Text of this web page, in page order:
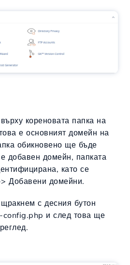
кореновата папка на
е основният домейн на
обикновено ще бъде
добавен домейн, папката
като се
Добавени домейни.
с десния бутон
и след това ще